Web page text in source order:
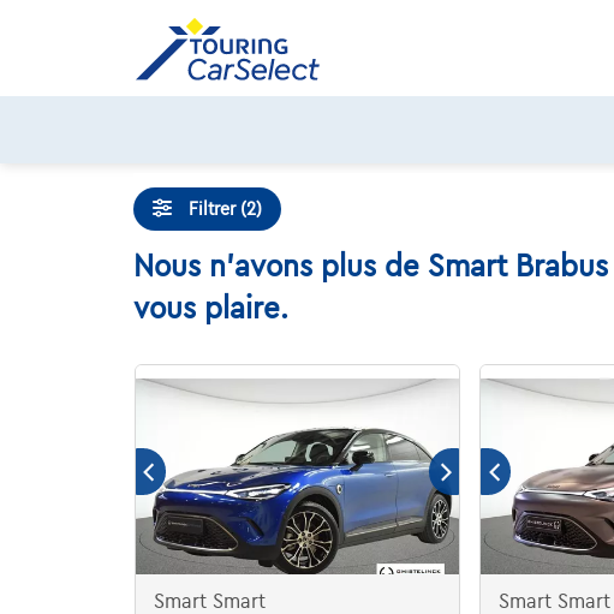
Filtrer (2)
Nous n'avons plus de Smart
vous plaire.
Smart Smart Smart Smart